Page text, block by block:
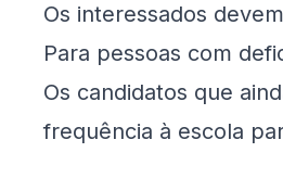
Os interessados
Para pessoas com
Os candidatos que
frequência à escola